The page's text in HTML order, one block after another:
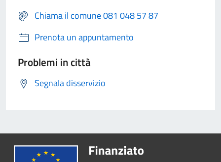
Chiama il comune 081 048 57 87
Prenota un appuntamento
Problemi in città
Segnala disservizio